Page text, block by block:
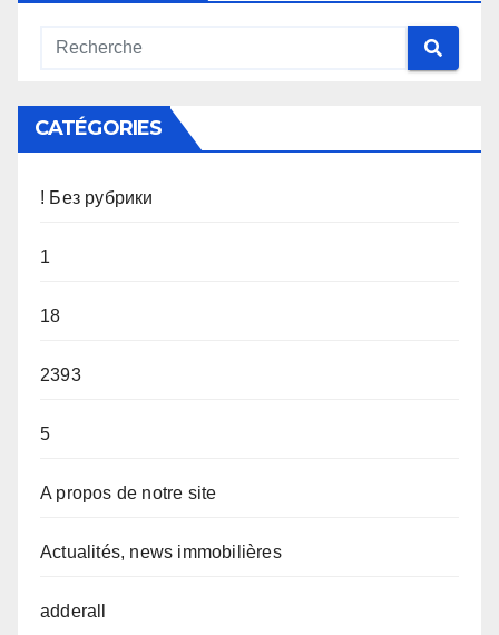
CATÉGORIES
! Без рубрики
1
18
2393
5
A propos de notre site
Actualités, news immobilières
adderall